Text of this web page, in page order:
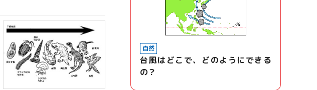
自然
台風はどこで、どのようにできる
の？